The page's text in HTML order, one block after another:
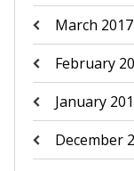
March 2017
February
January
December